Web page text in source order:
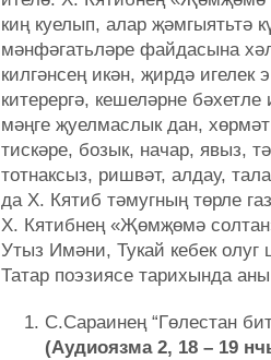
киң куелып, алар җәмгыятьтә
мәнфәгатьләре файдасына
килгәнсең икән, җирдә
китерергә, кешеләрне
мәңге җуелмаслык дан,
тискәре, бозык, начар, явыз,
тотнаксыз, ришвәт, алдау,
да X. Кятиб тәмугның төрле
X. Кятибнең «Җөмҗөмә
Утыз Имәни, Тукай кебек олуг
Татар поэзиясе тарихында
С.Сараинең “Гөлестан
(Аудиоязма 2, 18 – 19